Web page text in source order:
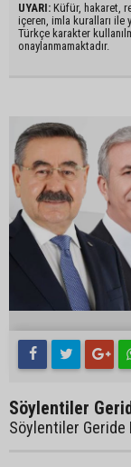
UYARI: Küfür, hakaret,
içeren, imla kuralları ile
Türkçe karakter
onaylanmamaktadır.
Söylentiler
Söylentiler Geride